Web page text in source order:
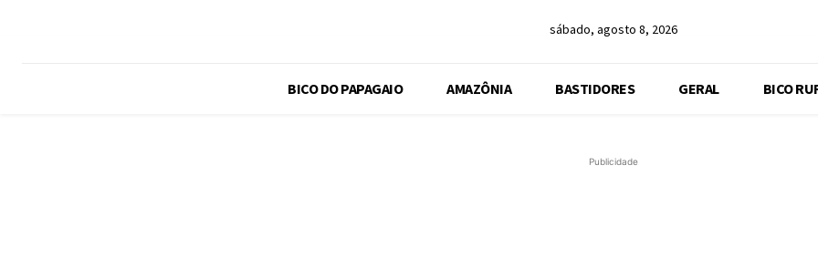
sábado, agosto 8, 2026
BICO DO PAPAGAIO AMAZÔNIA BASTIDORES GERAL BICO
Publicidade